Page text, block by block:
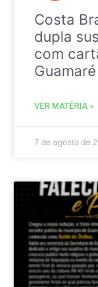
Costa
dupla
com
Guamaré
VER MATÉRIA »
7 de agosto de